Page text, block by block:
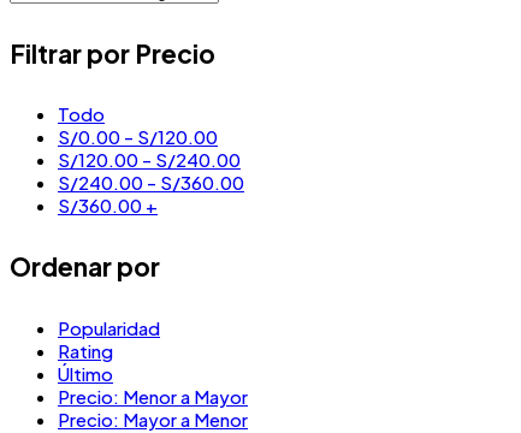
Filtrar por Precio
Todo
S/0.00 - S/120.00
S/120.00 - S/240.00
S/240.00 - S/360.00
S/360.00 +
Ordenar por
Popularidad
Rating
Último
Precio: Menor a Mayor
Precio: Mayor a Menor